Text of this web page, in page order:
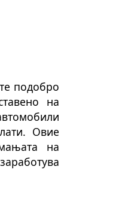
подобро
на
Овие
на